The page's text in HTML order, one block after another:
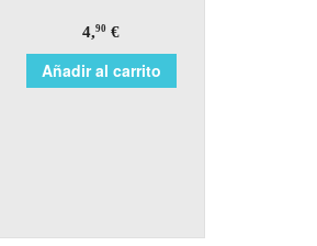
4,90 €
Añadir al carrito